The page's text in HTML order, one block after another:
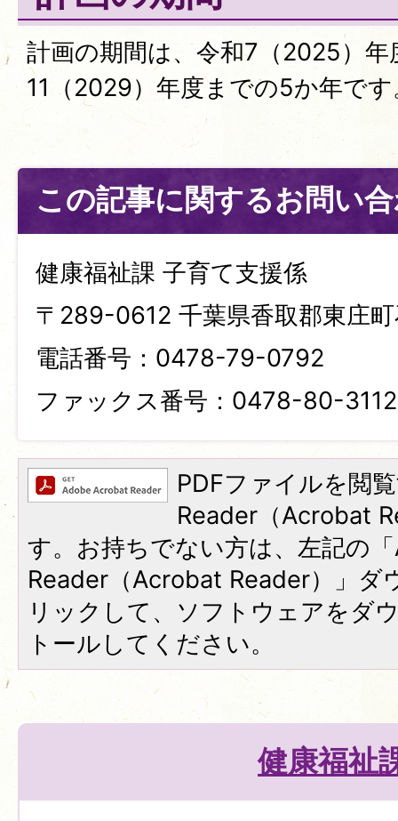
計画の期間は、令和7（2025）年
11（2029）年度までの5か年です
この記事に関するお問い
健康福祉課 子育て支援係
〒289-0612 千葉県香取郡東庄
電話番号：0478-79-0792
ファックス番号：0478-80-3112
PDFファイルを閲
Reader（Acrobat
す。お持ちでない方は、左記の
Reader（Acrobat Reader）」ダ
リックして、ソフトウェアをダ
トールしてください。
健康福祉